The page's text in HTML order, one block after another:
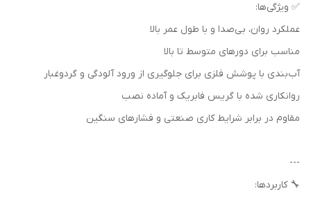
✅ ویژگی‌ها:
عملکرد روان، بی‌صدا و با طول عمر بالا
مناسب برای دورهای متوسط تا بالا
آب‌بندی با پوشش فلزی برای جلوگیری از ورود آلودگی و گردوغبار
روانکاری شده با گریس فابریک و آماده نصب
مقاوم در برابر شرایط کاری صنعتی و فشارهای سنگین
---
🔧 کاربردها: